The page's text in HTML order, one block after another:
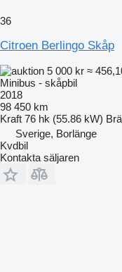
36
Citroen Berlingo Skåp
5 000 kr ≈
Minibus - skåpbil
2018
98 450 km
Kraft 76 hk (55.86 kW)
Sverige, Borlänge
Kvdbil
Kontakta säljaren